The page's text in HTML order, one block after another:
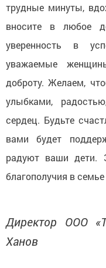
трудные минуты,
вносите в любое
уверенность в
уважаемые
доброту. Желаем,
улыбками,
сердец. Будьте
вами будет
радуют ваши дети.
благополучия в
Директор ООО
Ханов